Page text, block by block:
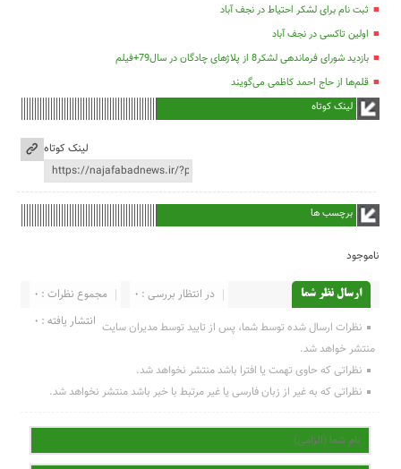
ثبت نام برای لشکر احتیاط در نجف آباد
اولین تاکسی در نجف آباد
بازدید شورای فرماندهی لشکر8 از پلاژهای چادگان در سال79+فیلم
قلم‌ها از حاج احمد کاظمی می‌گویند
لینک کوتاه
لینک کوتاه
برچسب ها
ناموجود
ارسال نظر شما مجموع نظرات : 0
در انتظار بررسی : 0
انتشار یافته : 0 نظرات ارسال شده توسط شما، پس از تایید توسط مدیران سایت
منتشر خواهد شد.
نظراتی که حاوی تهمت یا افترا باشد منتشر نخواهد شد.
نظراتی که به غیر از زبان فارسی یا غیر مرتبط با خبر باشد منتشر نخواهد شد.